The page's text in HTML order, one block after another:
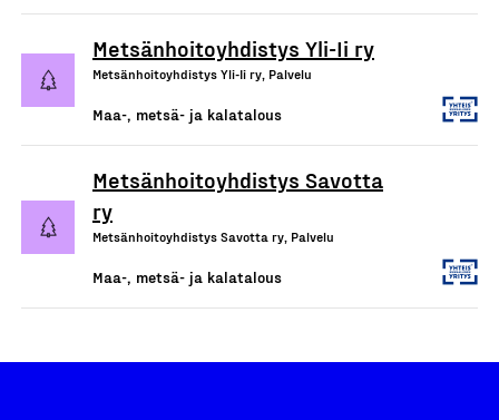
Metsänhoitoyhdistys Yli-Ii ry
Metsänhoitoyhdistys Yli-Ii ry, Palvelu
Maa-, metsä- ja kalatalous
Metsänhoitoyhdistys Savotta
ry
Metsänhoitoyhdistys Savotta ry, Palvelu
Maa-, metsä- ja kalatalous